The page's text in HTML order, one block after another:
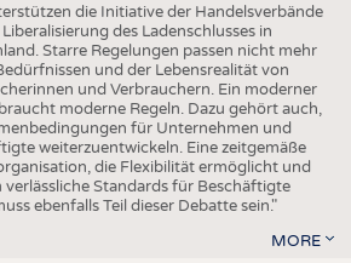
die Initiative der Handelsverbände
des Ladenschlusses in
Starre Regelungen passen nicht mehr
und der Lebensrealität von
und Verbrauchern. Ein moderner
moderne Regeln. Dazu gehört auch,
für Unternehmen und
weiterzuentwickeln. Eine zeitgemäße
die Flexibilität ermöglicht und
verlässliche Standards für Beschäftigte
ebenfalls Teil dieser Debatte sein."
MORE